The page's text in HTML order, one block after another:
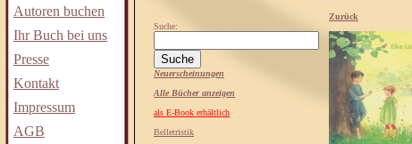
Autoren buchen
Ihr Buch bei uns
Presse
Kontakt
Impressum
AGB
Suche:
Neuerscheinungen
Alle Bücher anzeigen
als E-Book erhältlich
Belletristik
Zurück